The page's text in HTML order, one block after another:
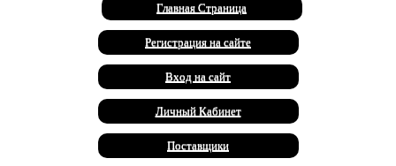
Главная Страница
Регистрация на сайте
Вход на сайт
Личный Кабинет
Поставщики